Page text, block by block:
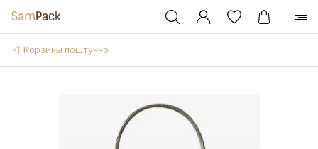
Корзины поштучно